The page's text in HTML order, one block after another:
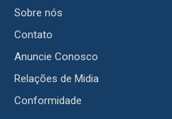
Sobre nós
Contato
Anuncie Conosco
Relações de Midia
Conformidade